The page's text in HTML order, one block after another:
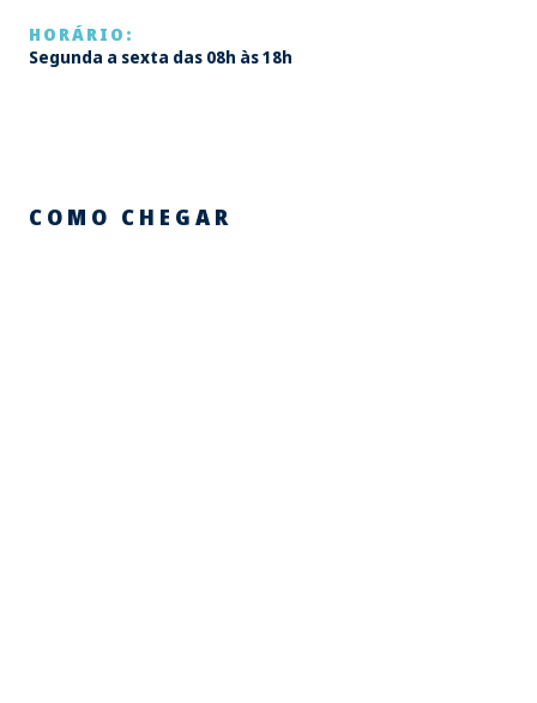
HORÁRIO:
Segunda a sexta das 08h às 18h
COMO CHEGAR